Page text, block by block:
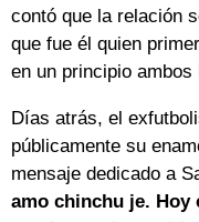
contó que la relación
que fue él quien
en un principio ambos
Días atrás, el
públicamente su
mensaje dedicado a
amo chinchu je. Hoy